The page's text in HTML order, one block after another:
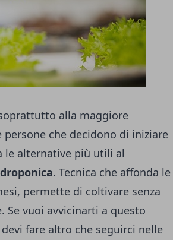
alla maggiore
che decidono di iniziare
le alternative più utili al
. Tecnica che affonda le
permette di coltivare senza
vuoi avvicinarti a questo
fare altro che seguirci nelle